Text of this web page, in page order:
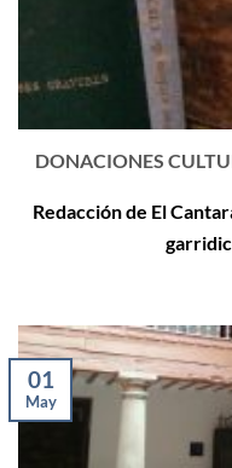
DONACIONES
Redacción de El
01
May